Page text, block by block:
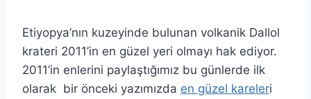
Etiyopya’nın kuzeyinde bulunan volkanik Dallol
krateri 2011’in en güzel yeri olmayı hak ediyor.
2011’in enlerini paylaştığımız bu günlerde ilk
olarak bir önceki yazımızda en güzel kareleri